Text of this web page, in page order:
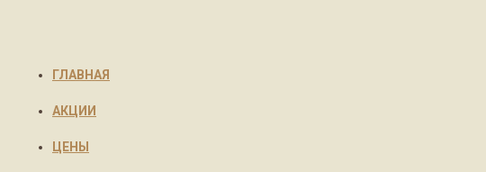
ГЛАВНАЯ
АКЦИИ
ЦЕНЫ